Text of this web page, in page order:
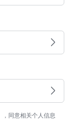
，同意相关个人信息